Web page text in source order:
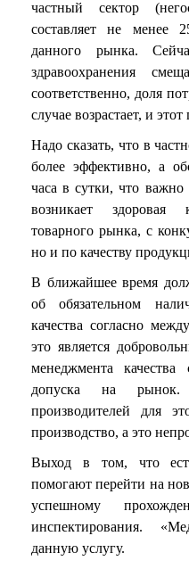
частный сектор
составляет не менее
данного рынка.
здравоохранения
соответственно, доля
случае возрастает, и
Надо сказать, что в
более эффективно, а
часа в сутки, что важно
возникает
товарного рынка, с
но и по качеству
В ближайшее время
об обязательном
качества согласно
это является
менеджмента
допуска на
производителей для
производство, а это
Выход в том, что
помогают перейти на
успешному
инспектирования.
данную услугу.